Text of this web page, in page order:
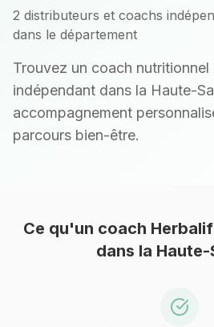
2 distributeurs et coachs
dans le département
Trouvez un coach nutritionnel
indépendant dans la Haute-
accompagnement
parcours bien-être.
Ce qu'un coach
dans la